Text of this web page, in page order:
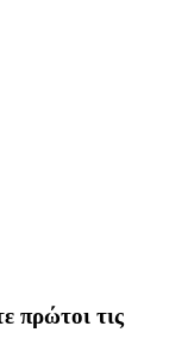
πρώτοι τις